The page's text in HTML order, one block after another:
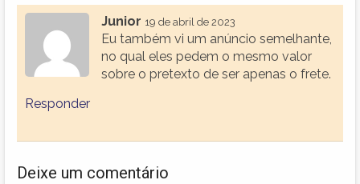
Junior 19 de abril de 2023
Eu também vi um anúncio semelhante,
no qual eles pedem o mesmo valor
sobre o pretexto de ser apenas o frete.
Responder
Deixe um comentário